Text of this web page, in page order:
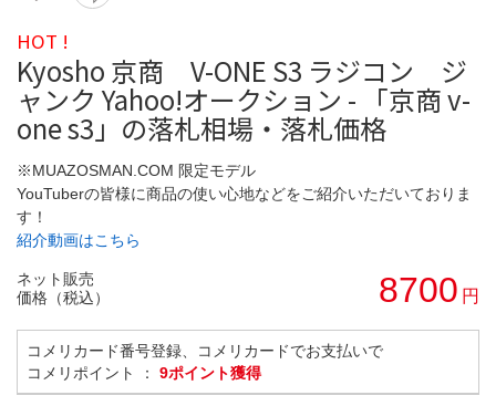
HOT !
Kyosho 京商 V-ONE S3 ラジコン ジ
ャンク Yahoo!オークション - 「京商 v-
one s3」の落札相場・落札価格
※MUAZOSMAN.COM 限定モデル
YouTuberの皆様に商品の使い心地などをご紹介いただいておりま
す！
紹介動画はこちら
ネット販売
価格（税込）
8700 円
コメリカード番号登録、コメリカードでお支払いで
コメリポイント ： 9ポイント獲得